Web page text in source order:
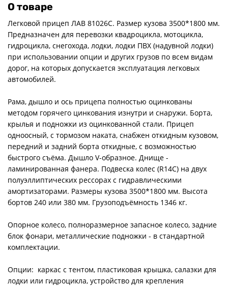
О товаре
Легковой прицеп ЛАВ 81026С. Размер кузова 3500*1800 мм.
Предназначен для перевозки квадроцикла, мотоцикла,
гидроцикла, снегохода, лодки, лодки ПВХ (надувной лодки)
при использовании опции и других грузов по всем видам
дорог, на которых допускается эксплуатация легковых
автомобилей.
Рама, дышло и ось прицепа полностью оцинкованы
методом горячего цинкования изнутри и снаружи. Борта,
крылья и подножки из оцинкованной стали. Прицеп
одноосный, с тормозом наката, снабжен откидным кузовом,
передний и задний борта откидные, с возможностью
быстрого съёма. Дышло V-образное. Днище -
ламинированная фанера. Подвеска колес (R14С) на двух
полуэллиптических рессорах с гидравлическими
амортизаторами. Размеры кузова 3500*1800 мм. Высота
бортов 240 или 380 мм. Грузоподъёмность 1346 кг.
Опорное колесо, полноразмерное запасное колесо, задние
блок фонари, металлические подножки - в стандартной
комплектации.
Опции: каркас с тентом, пластиковая крышка, салазки для
лодки или гидроцикла, устройство для крепления